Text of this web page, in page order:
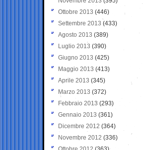
Ottobre 2013 (446)
Settembre 2013 (433)
Agosto 2013 (389)
Luglio 2013 (390)
Giugno 2013 (425)
Maggio 2013 (413)
Aprile 2013 (345)
Marzo 2013 (372)
Febbraio 2013 (293)
Gennaio 2013 (361)
Dicembre 2012 (364)
Novembre 2012 (336)